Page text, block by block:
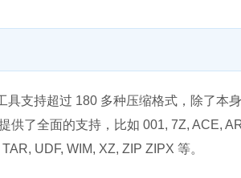
具支持超过 180 多种压缩格式，除了本
供了全面的支持，比如 001, 7Z, ACE,
UDF, WIM, XZ, ZIP ZIPX 等。